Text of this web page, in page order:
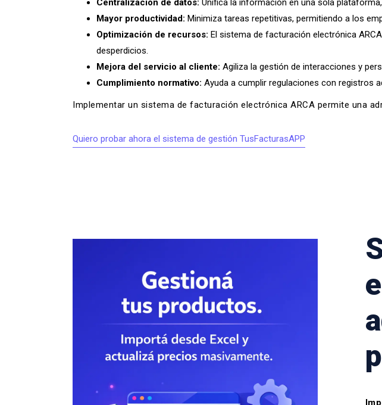
Centralización de datos: Unifica la información en una sola
Mayor productividad: Minimiza tareas repetitivas, permitiendo a los
Optimización de recursos: El sistema de facturación electrónica
desperdicios.
Mejora del servicio al cliente: Agiliza la gestión de interacciones y
Cumplimiento normativo: Ayuda a cumplir regulaciones con registros
Implementar un sistema de facturación electrónica ARCA permite una
Quiero probar ahora el sistema de gestión TusFacturasAPP